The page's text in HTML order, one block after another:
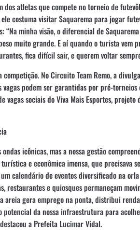
atletas que compete no torneio de
costuma visitar Saquarema para jogar
minha visão, o diferencial de
muito grande. E aí quando o turista vem
fica difícil sair, e querem voltar
No Circuito Team Remo, a
podem ser garantidas por pré-
vagas sociais do Viva Mais Esportes, projeto
icônicas, mas a nossa gestão
e econômica imensa, que precisava
calendário de eventos diversificado na
restaurantes e quiosques permaneçam
areia gera emprego na ponta, distribui
potencial da nossa infraestrutura para
a Prefeita Lucimar Vidal.